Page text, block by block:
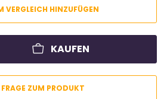
VERGLEICH HINZUFÜGEN
KAUFEN
FRAGE ZUM PRODUKT